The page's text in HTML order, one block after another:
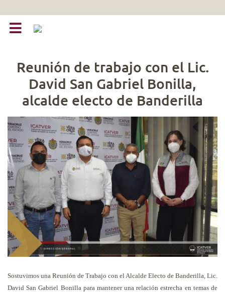
Reunión de trabajo con el Lic.
David San Gabriel Bonilla,
alcalde electo de Banderilla
Sostuvimos una Reunión de Trabajo con el Alcalde Electo de Banderilla, Lic.
David San Gabriel Bonilla para mantener una relación estrecha en temas de